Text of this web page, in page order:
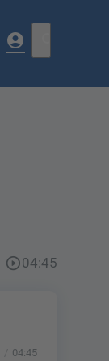
account_circle
play_circle_outline04:45
04:45